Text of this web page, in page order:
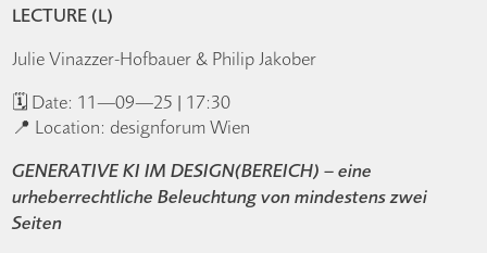
LECTURE (L)
Julie Vinazzer-Hofbauer & Philip Jakober
🗓️ Date: 11—09—25 | 17:30
📍 Location: designforum Wien
GENERATIVE KI IM DESIGN(BEREICH) – eine
urheberrechtliche Beleuchtung von mindestens zwei
Seiten